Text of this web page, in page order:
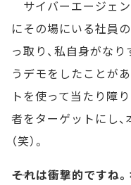
サイバーエージェ
にその場にいる社員
っ取り、私自身がな
うデモをしたことが
トを使って当たり障
者をターゲットにし
（笑）。
――それは衝撃的ですね